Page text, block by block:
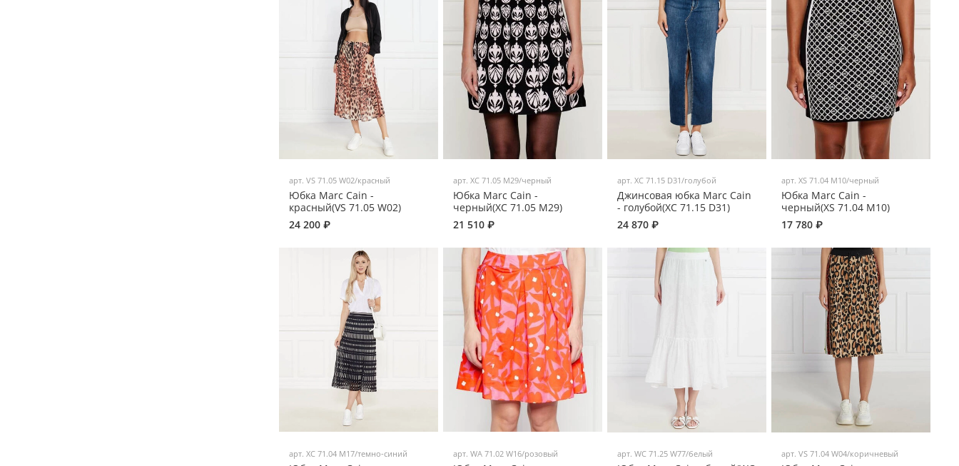
арт.VS 71.05 W02/красный
Юбка Marc Cain -
красный(VS 71.05 W02)
24 200 ₽
арт.XC 71.05 M29/черный
Юбка Marc Cain -
черный(XC 71.05 M29)
21 510 ₽
арт.XC 71.15 D31/голубой
Джинсовая юбка Marc Cain
- голубой(XC 71.15 D31)
24 870 ₽
арт. XS 71.04 M10/черный
Юбка Marc Cain -
черный(XS 71.04 M10)
17 780 ₽
арт.XC 71.04 M17/темно-синий арт.WA 71.02 W16/розовый арт.WC 71.25 W77/белый арт. VS 71.04 W04/коричневый